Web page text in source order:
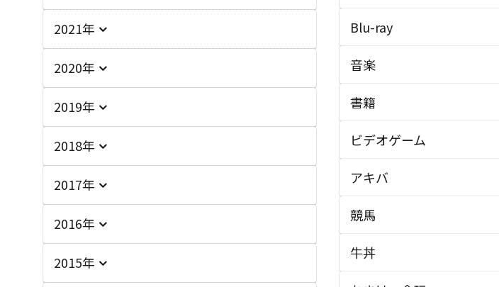
2021年
2020年
2019年
2018年
2017年
2016年
2015年
Blu-ray
音楽
書籍
ビデオゲーム
アキバ
競馬
牛丼